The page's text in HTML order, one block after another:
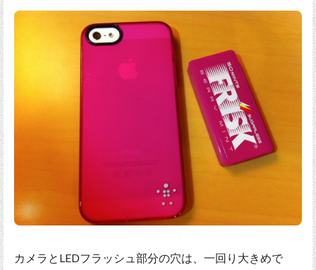
カメラとLEDフラッシュ部分の穴は、一回り大きめで